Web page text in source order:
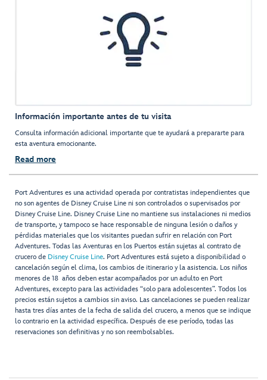
Información importante antes de tu visita
Consulta información adicional importante que te ayudará a prepararte para
esta aventura emocionante.
Read more
Port Adventures es una actividad operada por contratistas independientes que
no son agentes de Disney Cruise Line ni son controlados o supervisados por
Disney Cruise Line. Disney Cruise Line no mantiene sus instalaciones ni medios
de transporte, y tampoco se hace responsable de ninguna lesión o daños y
pérdidas materiales que los visitantes puedan sufrir en relación con Port
Adventures. Todas las Aventuras en los Puertos están sujetas al contrato de
crucero de Disney Cruise Line. Port Adventures está sujeto a disponibilidad o
cancelación según el clima, los cambios de itinerario y la asistencia. Los niños
menores de 18 años deben estar acompañados por un adulto en Port
Adventures, excepto para las actividades “solo para adolescentes”. Todos los
precios están sujetos a cambios sin aviso. Las cancelaciones se pueden realizar
hasta tres días antes de la fecha de salida del crucero, a menos que se indique
lo contrario en la actividad específica. Después de ese período, todas las
reservaciones son definitivas y no son reembolsables.